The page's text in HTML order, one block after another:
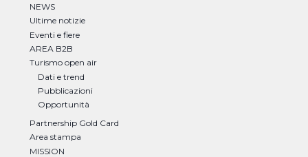
NEWS
Ultime notizie
Eventi e fiere
AREA B2B
Turismo open air
Dati e trend
Pubblicazioni
Opportunità
Partnership Gold Card
Area stampa
MISSION